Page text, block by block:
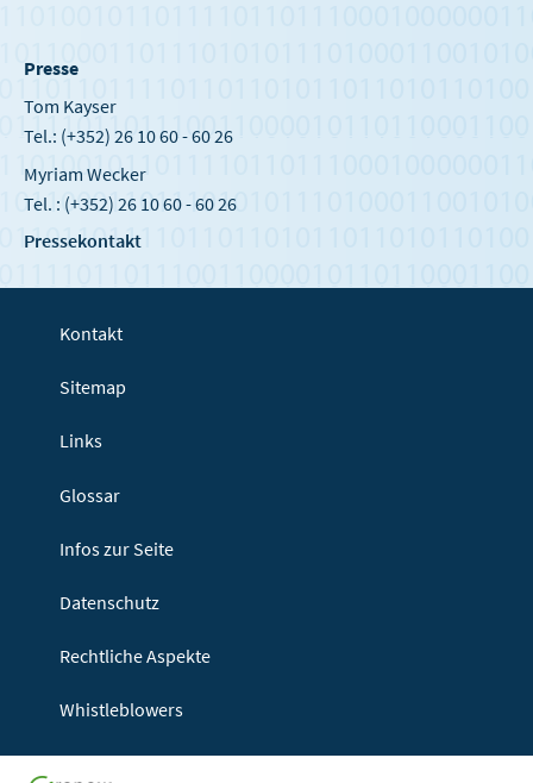
Presse
Tom Kayser
Tel.: (+352) 26 10 60 - 60 26
Myriam Wecker
Tel. : (+352) 26 10 60 - 60 26
Pressekontakt
Kontakt
Sitemap
Links
Glossar
Infos zur Seite
Datenschutz
Rechtliche Aspekte
Whistleblowers